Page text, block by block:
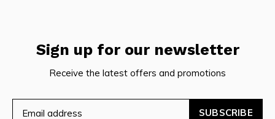
Sign up for our newsletter
Receive the latest offers and promotions
SUBSCRIBE